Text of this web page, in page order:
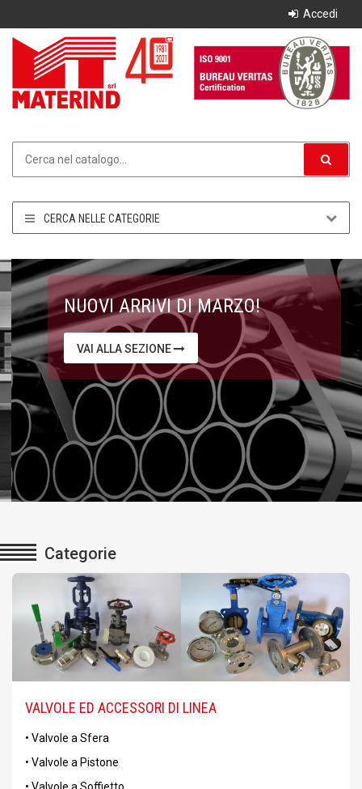
Accedi
CERCA NELLE CATEGORIE
NUOVI ARRIVI DI MARZO!
VAI ALLA SEZIONE
Categorie
VALVOLE ED ACCESSORI DI LINEA
• Valvole a Sfera
• Valvole a Pistone